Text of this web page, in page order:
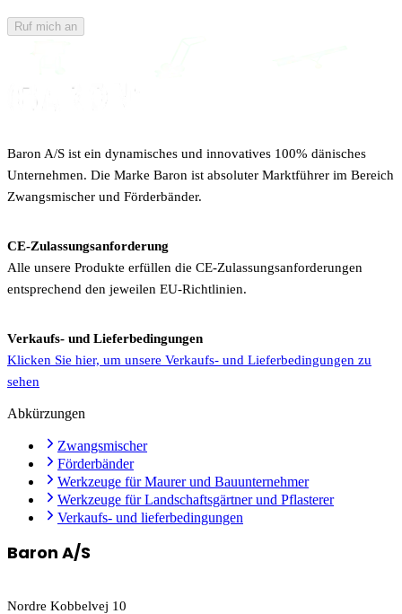
Ruf mich an
Baron A/S ist ein dynamisches und innovatives 100% dänisches
Unternehmen. Die Marke Baron ist absoluter Marktführer im Bereich
Zwangsmischer und Förderbänder.
CE-Zulassungsanforderung
Alle unsere Produkte erfüllen die CE-Zulassungsanforderungen
entsprechend den jeweilen EU-Richtlinien.
Verkaufs- und Lieferbedingungen
Klicken Sie hier, um unsere Verkaufs- und Lieferbedingungen zu
sehen
Abkürzungen
Zwangsmischer
Förderbänder
Werkzeuge für Maurer und Bauunternehmer
Werkzeuge für Landschaftsgärtner und Pflasterer
Verkaufs- und lieferbedingungen
Baron A/S
Nordre Kobbelvej 10